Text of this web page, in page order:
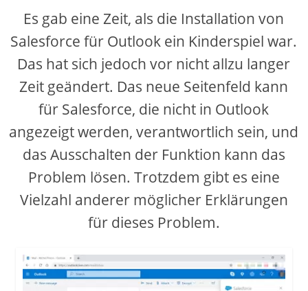
Es gab eine Zeit, als die Installation von
Salesforce für Outlook ein Kinderspiel war.
Das hat sich jedoch vor nicht allzu langer
Zeit geändert. Das neue Seitenfeld kann
für Salesforce, die nicht in Outlook
angezeigt werden, verantwortlich sein, und
das Ausschalten der Funktion kann das
Problem lösen. Trotzdem gibt es eine
Vielzahl anderer möglicher Erklärungen
für dieses Problem.